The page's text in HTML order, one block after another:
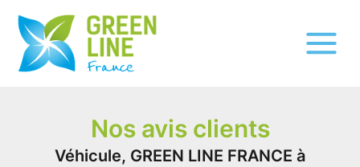
Véhicule, GREEN LINE FRANCE à
Nos avis clients